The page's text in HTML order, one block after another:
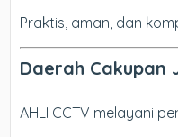
Praktis, aman, dan
Daerah Cakupan
AHLI CCTV melayani